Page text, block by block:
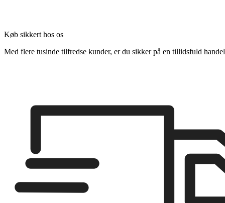
Køb sikkert hos os
Med flere tusinde tilfredse kunder, er du sikker på en tillidsfuld handel